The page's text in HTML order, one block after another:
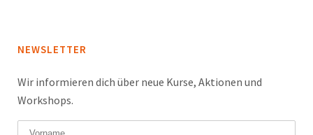
NEWSLETTER
Wir informieren dich über neue Kurse, Aktionen und
Workshops.